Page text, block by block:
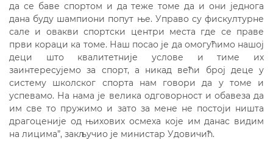
да се баве спортом и да теже томе да и они једнога
дана буду шампиони попут ње. Управо су фискултурне
сале и овакви спортски центри места где се праве
први кораци ка томе. Наш посао је да омогућимо нашој
деци што квалитетније услове и тиме их
заинтересујемо за спорт, а никад већи број деце у
систему школског спорта нам говори да у томе и
успевамо. На нама је велика одговорност и обавеза да
им све то пружимо и зато за мене не постоји ништа
драгоценије од њихових осмеха које им данас видим
на лицима”, закључио је министар Удовичић.